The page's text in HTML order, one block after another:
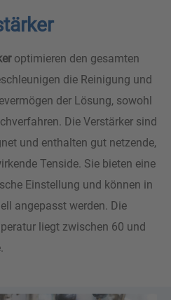
optimieren den gesamten
die Reinigung und
der Lösung, sowohl
Die Verstärker sind
und enthalten gut netzende,
Tenside. Sie bieten eine
Einstellung und können in
angepasst werden. Die
liegt zwischen 60 und